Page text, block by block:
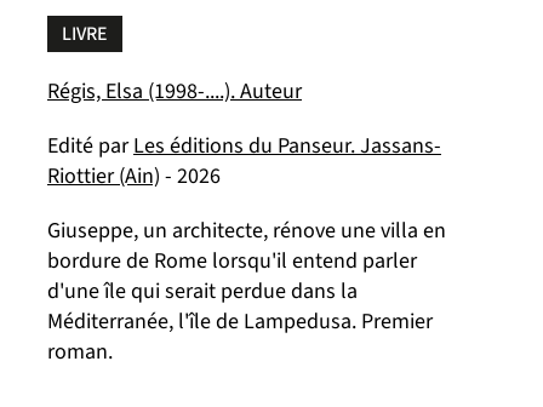
LIVRE
Régis, Elsa (1998-....). Auteur
Edité parLes éditions du Panseur. Jassans-
Riottier (Ain) - 2026
Giuseppe, un architecte, rénove une villa en
bordure de Rome lorsqu'il entend parler
d'une île qui serait perdue dans la
Méditerranée, l'île de Lampedusa. Premier
roman.